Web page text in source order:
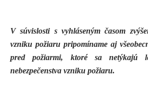
V súvislosti s vyhláseným časom
vzniku požiaru pripomíname aj
pred požiarmi, ktoré sa netýkajú
nebezpečenstva vzniku požiaru.